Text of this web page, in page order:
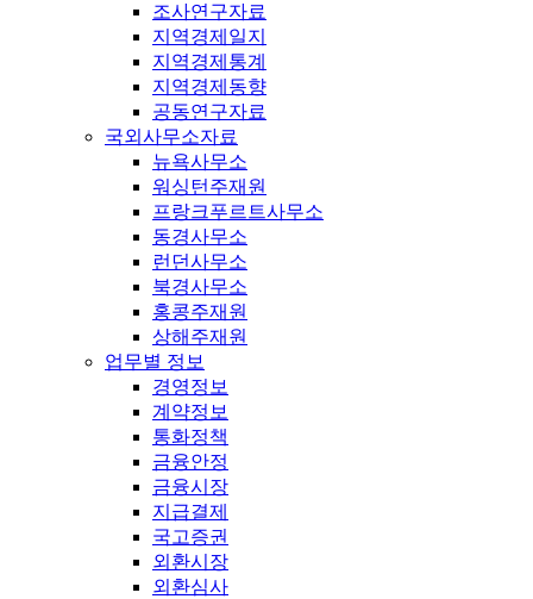
조사연구자료
지역경제일지
지역경제통계
지역경제동향
공동연구자료
국외사무소자료
뉴욕사무소
워싱턴주재원
프랑크푸르트사무소
동경사무소
런던사무소
북경사무소
홍콩주재원
상해주재원
업무별 정보
경영정보
계약정보
통화정책
금융안정
금융시장
지급결제
국고증권
외환시장
외환심사